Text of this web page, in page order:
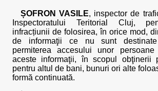
ȘOFRON VASILE, inspector de
Inspectoratului Teritorial Cluj,
infracțiunii de folosirea, în orice mod,
de informaţii ce nu sunt
permiterea accesului unor
aceste informaţii, în scopul obţinerii
pentru altul de bani, bunuri ori alte
formă continuată.